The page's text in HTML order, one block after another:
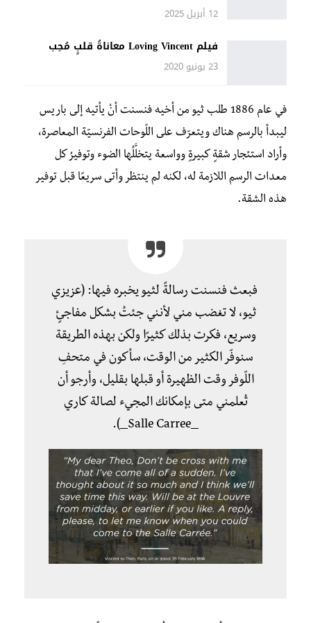
12 أبريل 2025
فيلم Loving Vincent معاناةُ قلبٍ مُحِب
23 يونيو 2020
في عام 1886 طلب ثيو من أخيه فنسنت أنْ يأتيه إلى باريس
ليبدأ بالرسم هناك ويتعرّف على اللّوحات الفرنسيّة المعاصرة،
وأراد استئجار شقةٍ كبيرةٍ وواسعة يتخلَّلُها الضوء وتوفيرُ كل
معدات الرسم اللازمة له، لكنه لم ينتظر وأتى سريعًا قبل توفير
هذه الشقة.
فبعث فنسنت رسالةً لثيو يخبره فيها: (عزيزي
ثيو، لا تغضب مني لأنني جئتُ بشكل مفاجئٍ
وسريع، فكرت بذلك كثيرًا ولكن بهذه الطريقة
سنوفّر الكثير من الوقت، سأكون في متحفِ
اللّوفر وقت الظهيرة أو قبلها بقليل، وأرجو أن
تُعلمني متى بإمكانك المجيء لصالة كاري
_Salle Carree_).